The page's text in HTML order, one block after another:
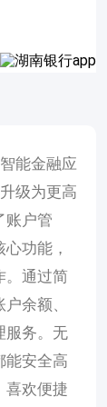
能金融应
级为更高
账户管
功能，
。通过简
余额、
服务。无
能安全高
喜欢便捷